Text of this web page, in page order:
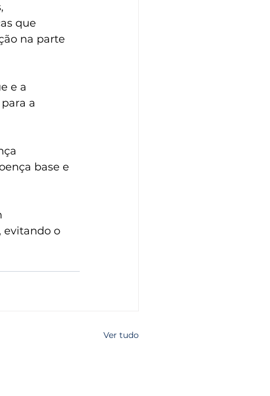
que
na parte
e a
a
base e
evitando o
Ver tudo